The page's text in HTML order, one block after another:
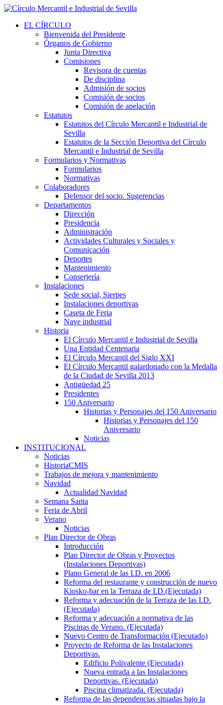
EL CÍRCULO
Bienvenida del Presidente
Órganos de Gobierno
Junta Directiva
Comisiones
Revisora de cuentas
De disciplina
Admisión de socios
Comisión de socios
Comisión de apelación
Estatutos
Estatutos del Círculo Mercantil e Industrial de
Sevilla
Estatutos de la Sección Deportiva del Círculo
Mercantil e Industrial de Sevilla
Formularios y Normativas
Formularios
Normativas
Colaboradores
Defensor del socio. Sugerencias
Departamentos
Dirección
Presidencia
Administración
Actividades Culturales y Sociales y
Comunicación
Deportes
Mantenimiento
Conserjería
Instalaciones
Sede social, Sierpes
Instalaciones deportivas
Caseta de Feria
Nave industrial
Historia
El Círculo Mercantil e Industrial de Sevilla
Una Entidad Centenaria
El Círculo Mercantil del Siglo XXI
El Círculo Mercantil galardonado con la Medalla
de la Ciudad de Sevilla 2013
Antigüedad 25
Presidentes
150 Aniversario
Historias y Personajes del 150 Aniversario
Historias y Personajes del 150
Aniversario
Noticias
INSTITUCIONAL
Noticias
HistoriaCMIS
Trabajos de mejora y mantenimiento
Navidad
Actualidad Navidad
Semana Santa
Feria de Abril
Verano
Noticias
Plan Director de Obras
Introducción
Plan Director de Obras y Proyectos
(Instalaciones Deportivas)
Plano General de las I.D. en 2006
Reforma del restaurante y construcción de nuevo
Kiosko-bar en la Terraza de I.D.(Ejecutada)
Reforma y adecuación de la Terraza de las I.D.
(Ejecutada)
Reforma y adecuación a normativa de las
Piscinas de Verano. (Ejecutada)
Nuevo Centro de Transformación (Ejecutado)
Proyecto de Reforma de las Instalaciones
Deportivas.
Edificio Polivalente (Ejecutada)
Nueva entrada a las Instalaciones
Deportivas. (Ejecutada)
Piscina climatizada. (Ejecutada)
Reforma de las dependencias situadas bajo la